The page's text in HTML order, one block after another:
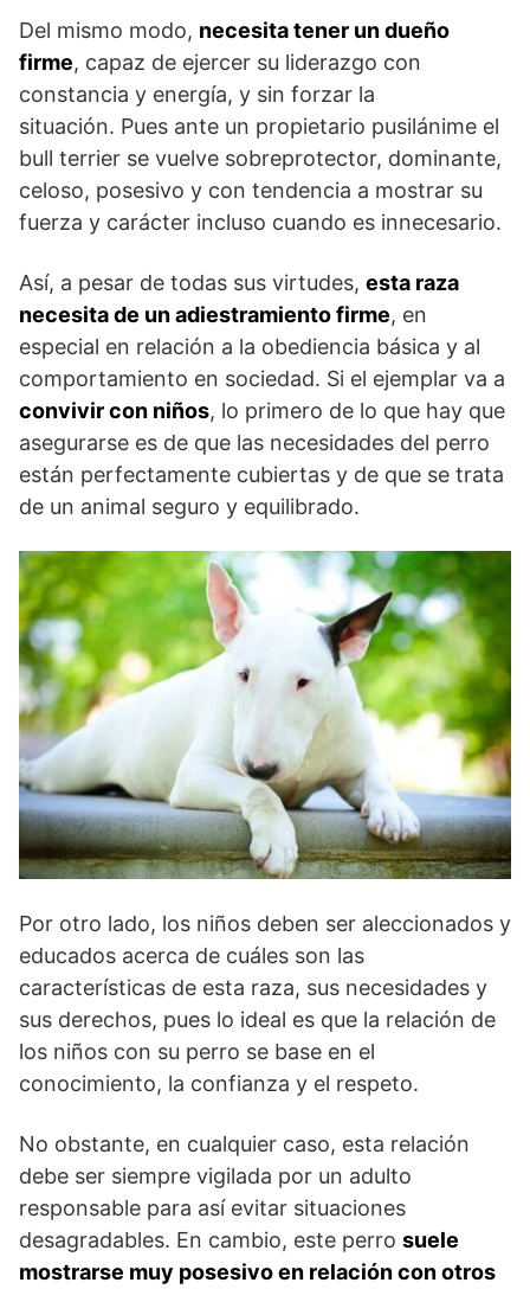
Del mismo modo, necesita tener un dueño
firme, capaz de ejercer su liderazgo con
constancia y energía, y sin forzar la
situación. Pues ante un propietario pusilánime el
bull terrier se vuelve sobreprotector, dominante,
celoso, posesivo y con tendencia a mostrar su
fuerza y carácter incluso cuando es innecesario.
Así, a pesar de todas sus virtudes, esta raza
necesita de un adiestramiento firme, en
especial en relación a la obediencia básica y al
comportamiento en sociedad. Si el ejemplar va a
convivir con niños, lo primero de lo que hay que
asegurarse es de que las necesidades del perro
están perfectamente cubiertas y de que se trata
de un animal seguro y equilibrado.
Por otro lado, los niños deben ser aleccionados y
educados acerca de cuáles son las
características de esta raza, sus necesidades y
sus derechos, pues lo ideal es que la relación de
los niños con su perro se base en el
conocimiento, la confianza y el respeto.
No obstante, en cualquier caso, esta relación
debe ser siempre vigilada por un adulto
responsable para así evitar situaciones
desagradables. En cambio, este perro suele
mostrarse muy posesivo en relación con otros